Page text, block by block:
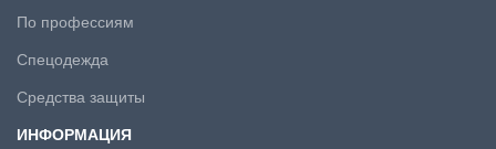
По профессиям
Спецодежда
Средства защиты
ИНФОРМАЦИЯ